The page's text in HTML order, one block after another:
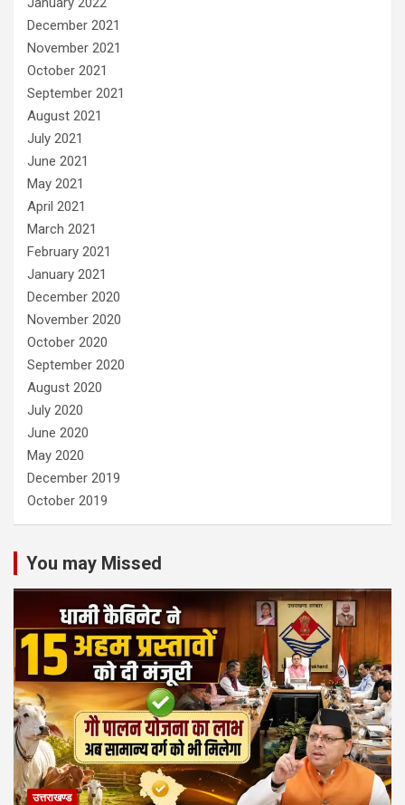
December 2021
November 2021
October 2021
September 2021
August 2021
July 2021
June 2021
May 2021
April 2021
March 2021
February 2021
January 2021
December 2020
November 2020
October 2020
September 2020
August 2020
July 2020
June 2020
May 2020
December 2019
October 2019
You may Missed
उत्तराखण्ड